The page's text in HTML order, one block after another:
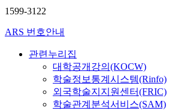
1599-3122
ARS 번호안내
관련누리집
대학공개강의(KOCW)
학술정보통계시스템(Rinfo)
외국학술지지원센터(FRIC)
학술관계분석서비스(SAM)